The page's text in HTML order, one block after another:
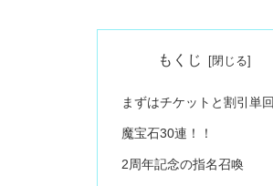
もくじ
まずはチケットと割引単
魔宝石30連！！
2周年記念の指名召喚